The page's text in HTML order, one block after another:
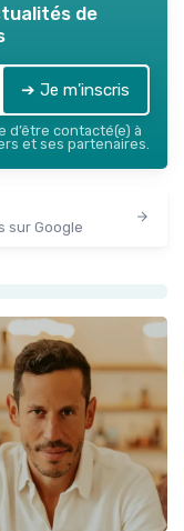
de
➔ Je m'inscris
d’être contacté(e) à
et ses partenaires.
sur Google